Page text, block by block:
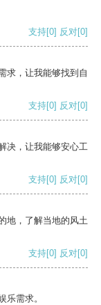
支持[0] 反对[0]
求，让我能够找到自
支持[0] 反对[0]
决，让我能够安心工
支持[0] 反对[0]
地，了解当地的风土
支持[0] 反对[0]
乐需求。